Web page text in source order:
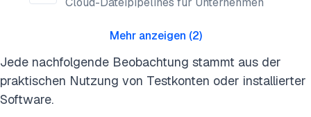
Mehr anzeigen (2)
Jede nachfolgende Beobachtung stammt aus der
praktischen Nutzung von Testkonten oder installierter
Software.